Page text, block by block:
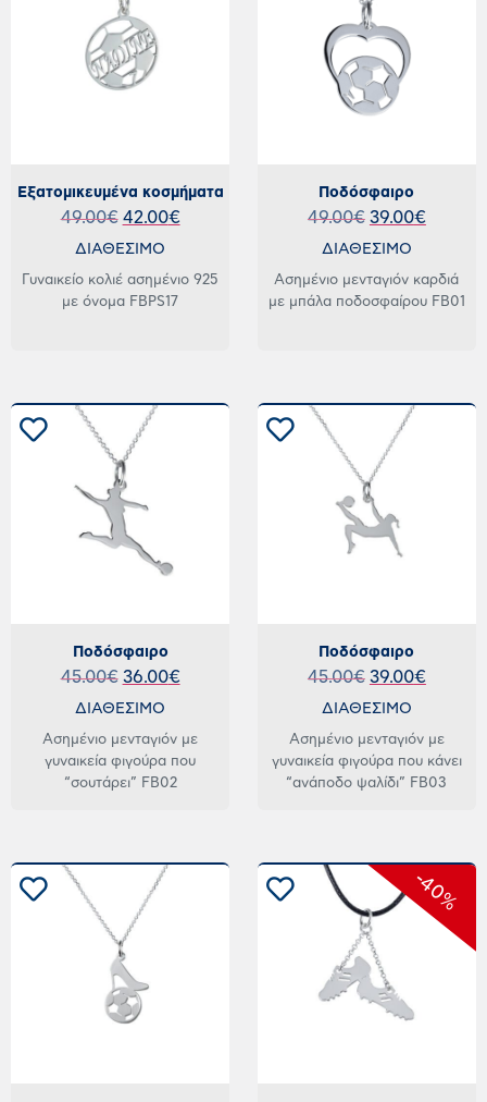
Εξατομικευμένα κοσμήματα
49.00€ 42.00€
ΔΙΑΘΕΣΙΜΟ
Γυναικείο κολιέ ασημένιο 925
με όνομα FBPS17
Ποδόσφαιρο
49.00€ 39.00€
ΔΙΑΘΕΣΙΜΟ
Ασημένιο μενταγιόν καρδιά
με μπάλα ποδοσφαίρου FB01
Ποδόσφαιρο
45.00€ 36.00€
ΔΙΑΘΕΣΙΜΟ
Ασημένιο μενταγιόν με
γυναικεία φιγούρα που
“σουτάρει” FB02
Ποδόσφαιρο
45.00€ 39.00€
ΔΙΑΘΕΣΙΜΟ
Ασημένιο μενταγιόν με
γυναικεία φιγούρα που κάνει
“ανάποδο ψαλίδι” FB03
-40%